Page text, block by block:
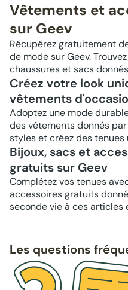
Vêtements et
sur Geev
Récupérez gratuitement
de mode sur Geev.
chaussures et sacs
Créez votre look
vêtements
Adoptez une mode
des vêtements donnés
styles et créez des tenues
Bijoux, sacs et
gratuits sur Geev
Complétez vos tenues
accessoires gratuits
seconde vie à ces articles
Les questions